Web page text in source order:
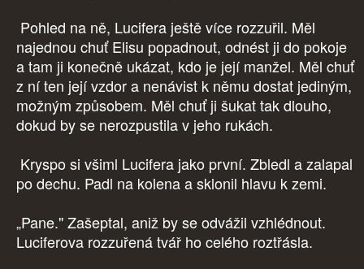
Pohled na ně, Lucifera ještě více rozzuřil. Měl
najednou chuť Elisu popadnout, odnést ji do pokoje
a tam ji konečně ukázat, kdo je její manžel. Měl chuť
z ní ten její vzdor a nenávist k němu dostat jediným,
možným způsobem. Měl chuť ji šukat tak dlouho,
dokud by se nerozpustila v jeho rukách.
Kryspo si všiml Lucifera jako první. Zbledl a zalapal
po dechu. Padl na kolena a sklonil hlavu k zemi.
„Pane." Zašeptal, aniž by se odvážil vzhlédnout.
Luciferova rozzuřená tvář ho celého roztřásla.